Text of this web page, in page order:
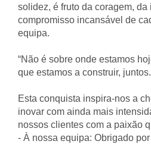
solidez, é fruto da coragem, da
compromisso incansável de
equipa.
“Não é sobre onde estamos
que estamos a construir,
Esta conquista inspira-nos a
inovar com ainda mais
nossos clientes com a paixão
- À nossa equipa: Obrigado